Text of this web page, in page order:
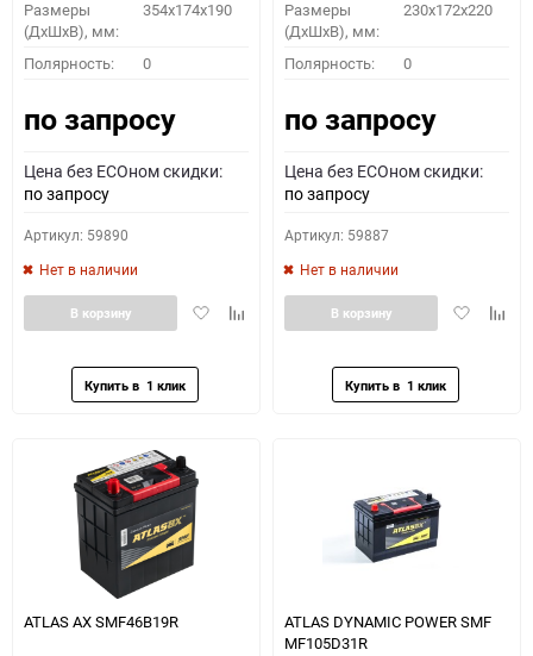
Размеры
(ДхШхВ), мм:
354x174x190
Полярность: 0
по запросу
Цена без ECOном скидки:
по запросу
Артикул: 59890
Нет в наличии
ДобавитьДобавить
В корзину
Размеры
(ДхШхВ), мм:
230x172x220
Полярность: 0
по запросу
Цена без ECOном скидки:
по запросу
Артикул: 59887
Нет в наличии
Добавить
В корзину
ATLAS AX SMF46B19R
ATLAS DYNAMIC POWER SMF
MF105D31R